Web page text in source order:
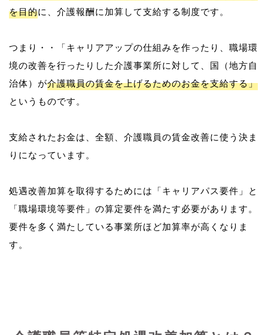
を目的に、介護報酬に加算して支給する制度です。
つまり・・「キャリアアップの仕組みを作ったり、職場環
境の改善を行ったりした介護事業所に対して、国（地方自
治体）が介護職員の賃金を上げるためのお金を支給する」
というものです。
支給されたお金は、全額、介護職員の賃金改善に使う決ま
りになっています。
処遇改善加算を取得するためには「キャリアパス要件」と
「職場環境等要件」の算定要件を満たす必要があります。
要件を多く満たしている事業所ほど加算率が高くなりま
す。